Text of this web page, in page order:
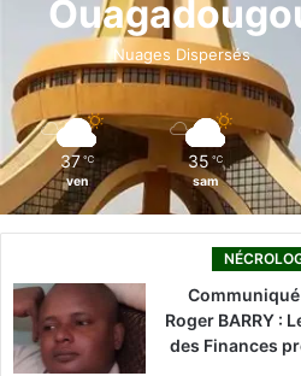
o
k
i
n
Nuages Dispersés
37 ℃
ven
35 ℃
sam
Roger BARRY :
des Finances